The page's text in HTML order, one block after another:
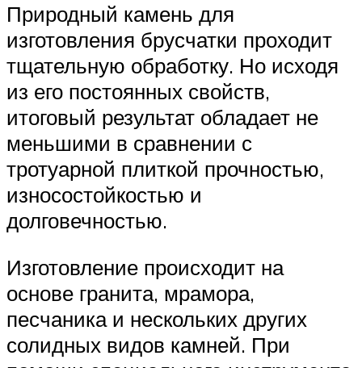
Природный камень для
изготовления брусчатки проходит
тщательную обработку. Но исходя
из его постоянных свойств,
итоговый результат обладает не
меньшими в сравнении с
тротуарной плиткой прочностью,
износостойкостью и
долговечностью.
Изготовление происходит на
основе гранита, мрамора,
песчаника и нескольких других
солидных видов камней. При